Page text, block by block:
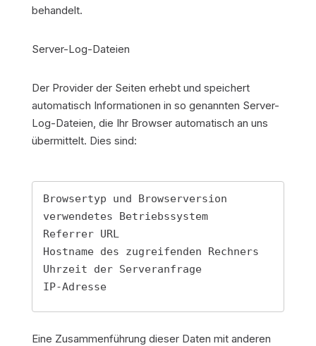
behandelt.
Server-Log-Dateien
Der Provider der Seiten erhebt und speichert
automatisch Informationen in so genannten Server-
Log-Dateien, die Ihr Browser automatisch an uns
übermittelt. Dies sind:
Browsertyp und Browserversion
verwendetes Betriebssystem
Referrer URL
Hostname des zugreifenden Rechners
Uhrzeit der Serveranfrage
IP-Adresse
Eine Zusammenführung dieser Daten mit anderen